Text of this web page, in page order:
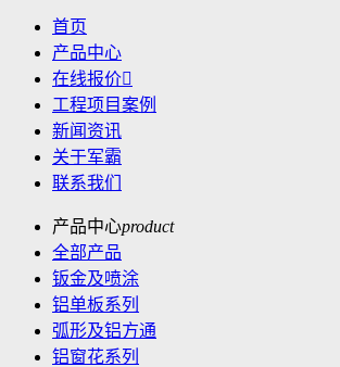
首页
产品中心
在线报价
工程项目案例
新闻资讯
关于军霸
联系我们
产品中心product
全部产品
钣金及喷涂
铝单板系列
弧形及铝方通
铝窗花系列